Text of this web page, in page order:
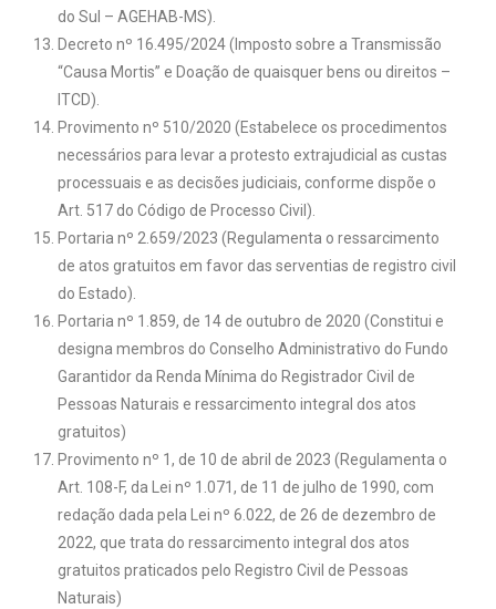
do Sul – AGEHAB-MS).
Decreto nº 16.495/2024 (Imposto sobre a Transmissão
“Causa Mortis” e Doação de quaisquer bens ou direitos –
ITCD).
Provimento nº 510/2020 (Estabelece os procedimentos
necessários para levar a protesto extrajudicial as custas
processuais e as decisões judiciais, conforme dispõe o
Art. 517 do Código de Processo Civil).
Portaria nº 2.659/2023 (Regulamenta o ressarcimento
de atos gratuitos em favor das serventias de registro civil
do Estado).
Portaria nº 1.859, de 14 de outubro de 2020 (Constitui e
designa membros do Conselho Administrativo do Fundo
Garantidor da Renda Mínima do Registrador Civil de
Pessoas Naturais e ressarcimento integral dos atos
gratuitos)
Provimento nº 1, de 10 de abril de 2023 (Regulamenta o
Art. 108-F, da Lei nº 1.071, de 11 de julho de 1990, com
redação dada pela Lei nº 6.022, de 26 de dezembro de
2022, que trata do ressarcimento integral dos atos
gratuitos praticados pelo Registro Civil de Pessoas
Naturais)